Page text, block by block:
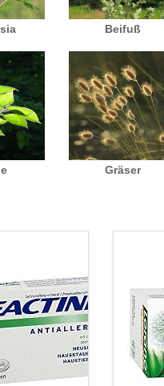
Beifuß
Gräser